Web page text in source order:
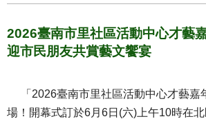
2026臺南市里社區活動中心才藝
迎市民朋友共賞藝文饗宴
「2026臺南市里社區活動中心才藝嘉
場！開幕式訂於6月6日(六)上午10時在